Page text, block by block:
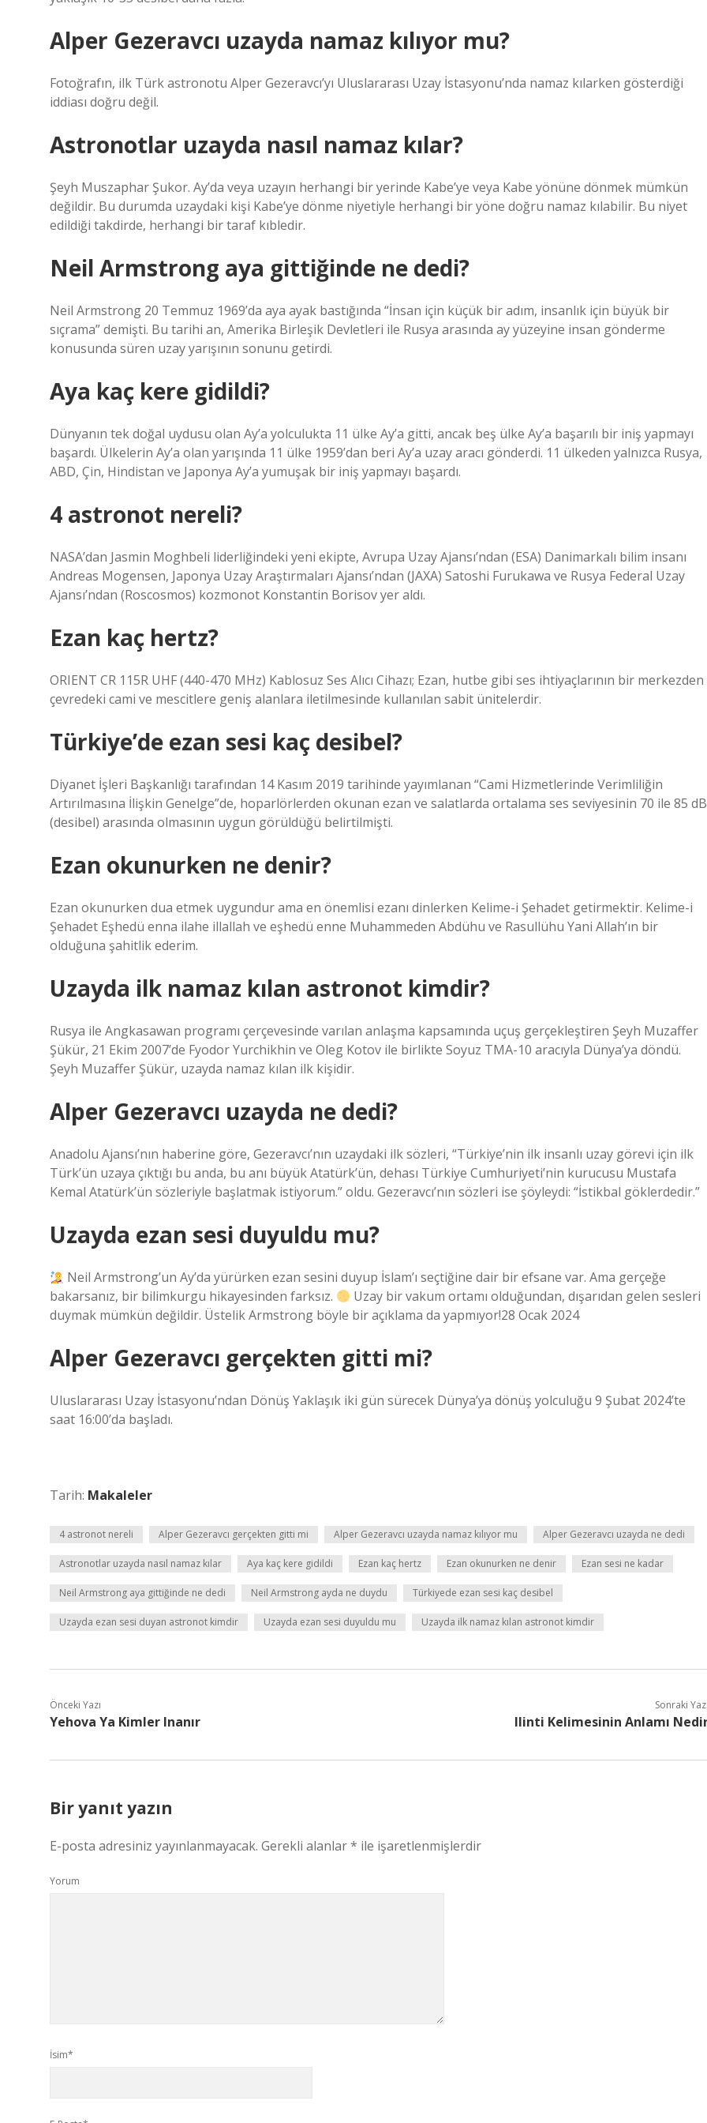
Alper Gezeravcı uzayda namaz kılıyor mu?
Fotoğrafın, ilk Türk astronotu Alper Gezeravcı’yı Uluslararası Uzay İstasyonu’nda namaz kılarken gösterdiği
iddiası doğru değil.
Astronotlar uzayda nasıl namaz kılar?
Şeyh Muszaphar Şukor. Ay’da veya uzayın herhangi bir yerinde Kabe’ye veya Kabe yönüne dönmek mümkün
değildir. Bu durumda uzaydaki kişi Kabe’ye dönme niyetiyle herhangi bir yöne doğru namaz kılabilir. Bu niyet
edildiği takdirde, herhangi bir taraf kıbledir.
Neil Armstrong aya gittiğinde ne dedi?
Neil Armstrong 20 Temmuz 1969’da aya ayak bastığında “İnsan için küçük bir adım, insanlık için büyük bir
sıçrama” demişti. Bu tarihi an, Amerika Birleşik Devletleri ile Rusya arasında ay yüzeyine insan gönderme
konusunda süren uzay yarışının sonunu getirdi.
Aya kaç kere gidildi?
Dünyanın tek doğal uydusu olan Ay’a yolculukta 11 ülke Ay’a gitti, ancak beş ülke Ay’a başarılı bir iniş yapmayı
başardı. Ülkelerin Ay’a olan yarışında 11 ülke 1959’dan beri Ay’a uzay aracı gönderdi. 11 ülkeden yalnızca Rusya,
ABD, Çin, Hindistan ve Japonya Ay’a yumuşak bir iniş yapmayı başardı.
4 astronot nereli?
NASA’dan Jasmin Moghbeli liderliğindeki yeni ekipte, Avrupa Uzay Ajansı’ndan (ESA) Danimarkalı bilim insanı
Andreas Mogensen, Japonya Uzay Araştırmaları Ajansı’ndan (JAXA) Satoshi Furukawa ve Rusya Federal Uzay
Ajansı’ndan (Roscosmos) kozmonot Konstantin Borisov yer aldı.
Ezan kaç hertz?
ORIENT CR 115R UHF (440-470 MHz) Kablosuz Ses Alıcı Cihazı; Ezan, hutbe gibi ses ihtiyaçlarının bir merkezden
çevredeki cami ve mescitlere geniş alanlara iletilmesinde kullanılan sabit ünitelerdir.
Türkiye’de ezan sesi kaç desibel?
Diyanet İşleri Başkanlığı tarafından 14 Kasım 2019 tarihinde yayımlanan “Cami Hizmetlerinde Verimliliğin
Artırılmasına İlişkin Genelge”de, hoparlörlerden okunan ezan ve salatlarda ortalama ses seviyesinin 70 ile 85 dB
(desibel) arasında olmasının uygun görüldüğü belirtilmişti.
Ezan okunurken ne denir?
Ezan okunurken dua etmek uygundur ama en önemlisi ezanı dinlerken Kelime-i Şehadet getirmektir. Kelime-i
Şehadet Eşhedü enna ilahe illallah ve eşhedü enne Muhammeden Abdühu ve Rasullühu Yani Allah’ın bir
olduğuna şahitlik ederim.
Uzayda ilk namaz kılan astronot kimdir?
Rusya ile Angkasawan programı çerçevesinde varılan anlaşma kapsamında uçuş gerçekleştiren Şeyh Muzaffer
Şükür, 21 Ekim 2007’de Fyodor Yurchikhin ve Oleg Kotov ile birlikte Soyuz TMA-10 aracıyla Dünya’ya döndü.
Şeyh Muzaffer Şükür, uzayda namaz kılan ilk kişidir.
Alper Gezeravcı uzayda ne dedi?
Anadolu Ajansı’nın haberine göre, Gezeravcı’nın uzaydaki ilk sözleri, “Türkiye’nin ilk insanlı uzay görevi için ilk
Türk’ün uzaya çıktığı bu anda, bu anı büyük Atatürk’ün, dehası Türkiye Cumhuriyeti’nin kurucusu Mustafa
Kemal Atatürk’ün sözleriyle başlatmak istiyorum.” oldu. Gezeravcı’nın sözleri ise şöyleydi: “İstikbal göklerdedir.”
Uzayda ezan sesi duyuldu mu?
Neil Armstrong’un Ay’da yürürken ezan sesini duyup İslam’ı seçtiğine dair bir efsane var. Ama gerçeğe
bakarsanız, bir bilimkurgu hikayesinden farksız.
Uzay bir vakum ortamı olduğundan, dışarıdan gelen sesleri
duymak mümkün değildir. Üstelik Armstrong böyle bir açıklama da yapmıyor!28 Ocak 2024
Alper Gezeravcı gerçekten gitti mi?
Uluslararası Uzay İstasyonu’ndan Dönüş Yaklaşık iki gün sürecek Dünya’ya dönüş yolculuğu 9 Şubat 2024’te
saat 16:00’da başladı.
Tarih: Makaleler
4 astronot nereli Alper Gezeravcı gerçekten gitti mi Alper Gezeravcı uzayda namaz kılıyor mu Alper Gezeravcı uzayda ne dedi
Astronotlar uzayda nasıl namaz kılar Aya kaç kere gidildi Ezan kaç hertz Ezan okunurken ne denir Ezan sesi ne kadar
Neil Armstrong aya gittiğinde ne dedi Neil Armstrong ayda ne duydu Türkiyede ezan sesi kaç desibel
Uzayda ezan sesi duyan astronot kimdir Uzayda ezan sesi duyuldu mu Uzayda ilk namaz kılan astronot kimdir
Önceki Yazı
Yehova Ya Kimler Inanır
Sonraki
Ilinti Kelimesinin Anlamı
Bir yanıt yazın
E-posta adresiniz yayınlanmayacak. Gerekli alanlar* ile işaretlenmişlerdir
Yorum
İsim*